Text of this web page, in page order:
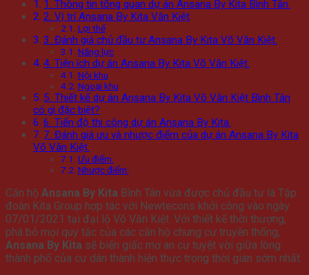
1. Thông tin tổng quan dự án Ansana By Kita Bình Tân.
2. Vị trí Ansana By Kita Văn Kiệt
Lợi thế
3. Đánh giá chủ đầu tư Ansana By Kita Võ Văn Kiệt.
Năng lực
4. Tiện ích dự án Ansana By Kita Võ Văn Kiệt.
Nội khu
Ngoại khu
5. Thiết kế dự án Ansana By Kita Võ Văn Kiệt Bình Tân
có gì đặc biệt?
6. Tiến độ thi công dự án Ansana By Kita.
7. Đánh giá ưu và nhược điểm của dự án Ansana By Kita
Võ Văn Kiệt.
Ưu điểm:
Nhược điểm:
Căn hộ Ansana By Kita Bình Tân vừa được chủ đầu tư là Tập
đoàn Kita Group hợp tác với Newtecons khởi công vào ngày
07/01/2021 tại đại lộ Võ Văn Kiệt. Với thiết kế thời thượng,
phá bỏ mọi quy tắc của các căn hộ chung cư truyền thống,
Ansana By Kita sẽ biến giấc mơ an cư tuyệt vời giữa lòng
thành phố của cư dân thành hiện thực trong thời gian sớm nhất.